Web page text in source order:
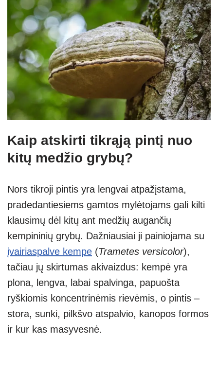
Kaip atskirti tikrąją pintį nuo
kitų medžio grybų?
Nors tikroji pintis yra lengvai atpažįstama,
pradedantiesiems gamtos mylėtojams gali kilti
klausimų dėl kitų ant medžių augančių
kempininių grybų. Dažniausiai ji painiojama su
įvairiaspalve kempe (Trametes versicolor),
tačiau jų skirtumas akivaizdus: kempė yra
plona, lengva, labai spalvinga, papuošta
ryškiomis koncentrinėmis rievėmis, o pintis –
stora, sunki, pilkšvo atspalvio, kanopos formos
ir kur kas masyvesnė.